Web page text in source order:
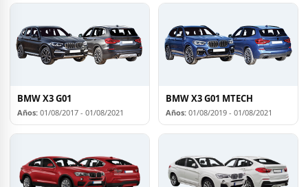
BMW X3 G01
Años: 01/08/2017 - 01/08/2021
BMW X3 G01 MTECH
Años: 01/08/2019 - 01/08/2021